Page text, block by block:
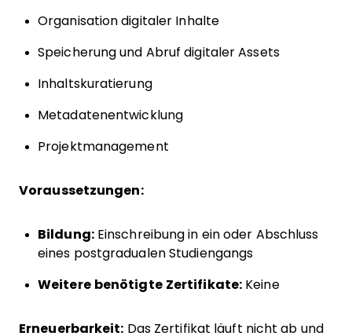
Organisation digitaler Inhalte
Speicherung und Abruf digitaler Assets
Inhaltskuratierung
Metadatenentwicklung
Projektmanagement
Voraussetzungen:
Bildung:Einschreibung in ein oder Abschluss
eines postgradualen Studiengangs
Weitere benötigte Zertifikate: Keine
Erneuerbarkeit: Das Zertifikat läuft nicht ab und